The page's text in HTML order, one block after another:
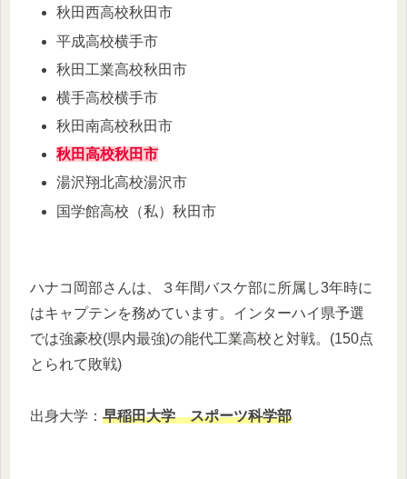
秋田西高校秋田市
平成高校横手市
秋田工業高校秋田市
横手高校横手市
秋田南高校秋田市
秋田高校秋田市
湯沢翔北高校湯沢市
国学館高校（私）秋田市
ハナコ岡部さんは、３年間バスケ部に所属し3年時に
はキャプテンを務めています。インターハイ県予選
では強豪校(県内最強)の能代工業高校と対戦。(150点
とられて敗戦)
出身大学： 早稲田大学 スポーツ科学部